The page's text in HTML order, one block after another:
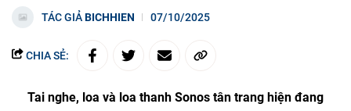
TÁC GIẢBICHHIEN 07/10/2025
CHIA SẺ:
Tai nghe, loa và loa thanh Sonos tân trang hiện đang